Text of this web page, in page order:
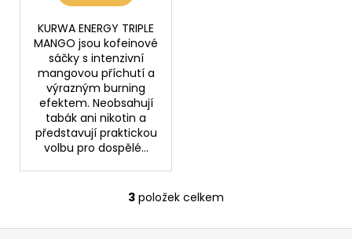
KURWA ENERGY TRIPLE
MANGO jsou kofeinové
sáčky s intenzivní
mangovou příchutí a
výrazným burning
efektem. Neobsahují
tabák ani nikotin a
představují praktickou
volbu pro dospělé...
O
v
3 položek celkem